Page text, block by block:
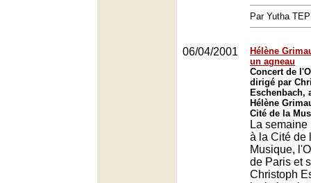
Par Yutha TEP
06/04/2001
Hélène
un agneau
Concert de
dirigé par
Eschenbach,
Hélène
Cité de la
La semaine
à la Cité de
Musique,
de Paris et
Christoph